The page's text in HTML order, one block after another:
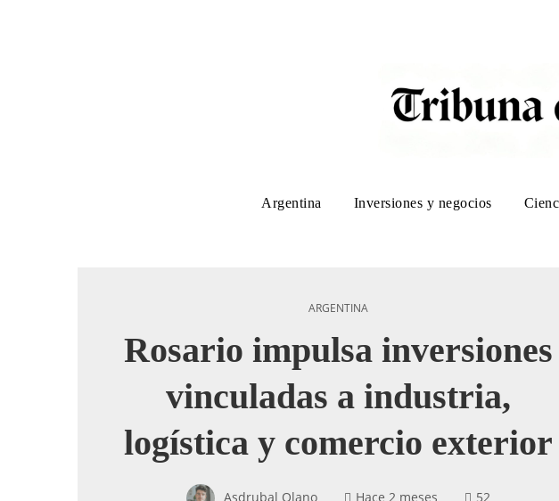
Argentina Inversiones y negocios
ARGENTINA
Rosario impulsa inversiones
vinculadas a industria,
logística y comercio exterior
Asdrubal Olano Hace 2 meses 52